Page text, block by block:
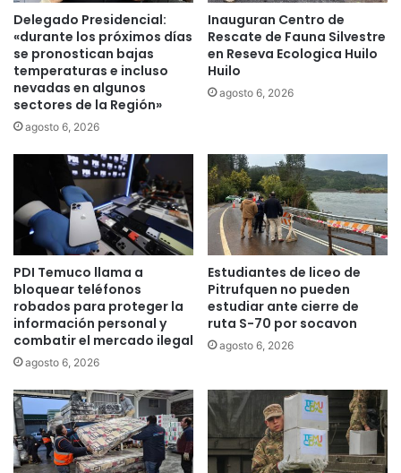
d
a
d
y
a
e
n
t
i
e
m
p
o
s
d
i
f
í
c
e
r
a
d
a
p
a
C
h
a
l
l
e
n
e
r
T
e
m
u
Delegado Presidencial:
«durante los próximos días
se pronostican bajas
temperaturas e incluso
nevadas en algunos
sectores de la Región»
agosto 6, 2026
Inauguran Centro de
Rescate de Fauna Silvestre
en Reseva Ecologica Huilo
Huilo
agosto 6, 2026
PDI Temuco llama a
bloquear teléfonos
robados para proteger la
información personal y
combatir el mercado ilegal
agosto 6, 2026
Estudiantes de liceo de
Pitrufquen no pueden
estudiar ante cierre de
ruta S-70 por socavon
agosto 6, 2026